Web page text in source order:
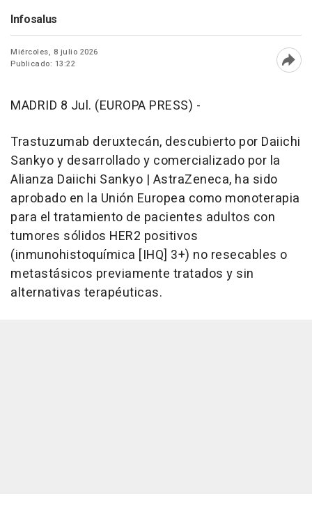
Infosalus
Miércoles, 8 julio 2026
Publicado: 13:22
MADRID 8 Jul. (EUROPA PRESS) -
Trastuzumab deruxtecán, descubierto por Daiichi
Sankyo y desarrollado y comercializado por la
Alianza Daiichi Sankyo | AstraZeneca, ha sido
aprobado en la Unión Europea como monoterapia
para el tratamiento de pacientes adultos con
tumores sólidos HER2 positivos
(inmunohistoquímica [IHQ] 3+) no resecables o
metastásicos previamente tratados y sin
alternativas terapéuticas.